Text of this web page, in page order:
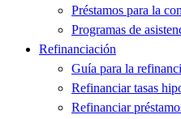
Préstamos para la
Programas de
Refinanciación
Guía para la
Refinanciar tasas
Refinanciar